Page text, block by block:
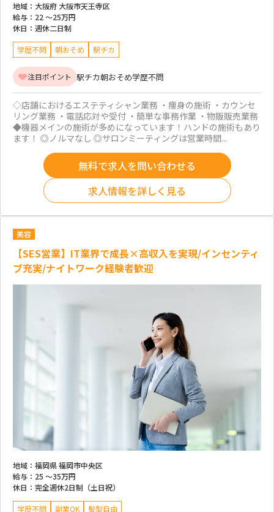
地域： 大阪府 大阪市天王寺区
給与： 22 ～25万円
休日： 週休二日制
学歴不問 朝おそめ 駅チカ
注目ポイント 駅チカ朝おそめ学歴不問
◇店舗におけるエステティシャン業務 ・痩身の施術 ・カウンセ
リング業務 ・電話応対や受付 ・簡単な事務作業 ・物販販売業務
◆機器メインの施術が多めになっています！ハンドの施術もあり
ます！ ◎ノルマなし ◎サロンミーティングは営業時間...
無料で求人を問い合わせる
求人情報を詳しく見る
美容
【SES営業】IT業界で成長×高収入を実現/インセンティ
ブ充実/ナイトワーク経験者歓迎
地域： 福岡県 福岡市中央区
給与： 25 ～35万円
休日： 完全週休2日制（土日祝）
学歴不問 副業OK 髪型自由